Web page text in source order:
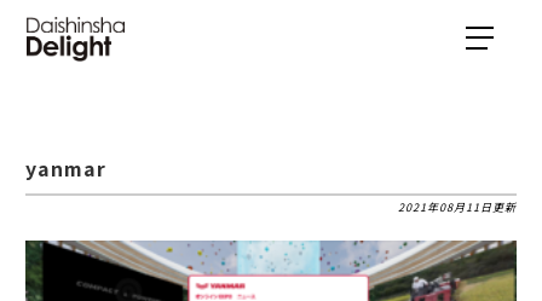
yanmar
2021年08月11日更新